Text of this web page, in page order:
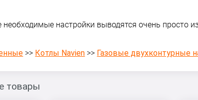
настройки выводятся очень просто
>> Котлы Navien >> Газовые двухконтурные
товары